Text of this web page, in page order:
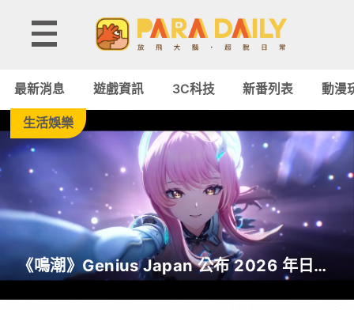
Paradaily
遊
戲
｜
動
漫
最新消息 遊戲資訊 3C科技 新番列表 動漫
生活娛樂
《鳴潮》Genius Japan 公布 2026 年日本